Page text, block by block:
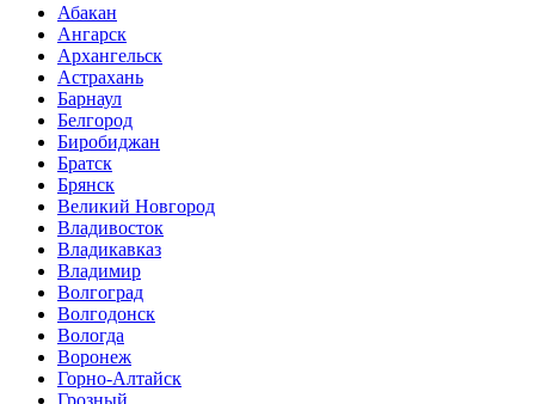
Абакан
Ангарск
Архангельск
Астрахань
Барнаул
Белгород
Биробиджан
Братск
Брянск
Великий Новгород
Владивосток
Владикавказ
Владимир
Волгоград
Волгодонск
Вологда
Воронеж
Горно-Алтайск
Грозный